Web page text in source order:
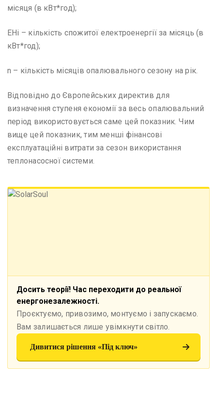
місяця (в кВт*год);
EHi – кількість спожитої електроенергії за місяць (в
кВт*год);
n – кількість місяців опалювального сезону на рік.
Відповідно до Європейських директив для
визначення ступеня економії за весь опалювальний
період використовується саме цей показник. Чим
вище цей показник, тим менші фінансові
експлуатаційні витрати за сезон використання
теплонасосної системи.
Досить теорії! Час переходити до реальної
енергонезалежності.
Проєктуємо, привозимо, монтуємо і запускаємо.
Вам залишається лише увімкнути світло.
Дивитися рішення «Під ключ»